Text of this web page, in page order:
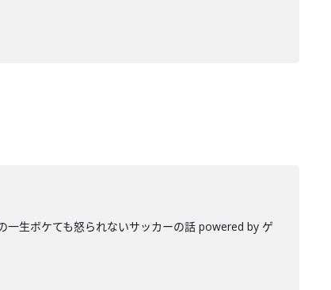
生ボケても怒られないサッカーの話 powered by ゲ